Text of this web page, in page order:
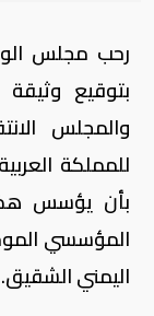
رحب مجلس
بتوقيع
والمجلس
للمملكة
بأن يؤسس
المؤسسي
اليمني الشقيق.